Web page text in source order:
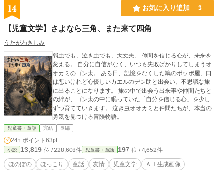
14 お気に入り追加 3
【児童文学】さよなら三角、また来て四角
うたがわきしみ
弱虫でも、泣き虫でも、大丈夫。 仲間を信じる心が、未来を
変える。 自分に自信がなく、いつも失敗ばかりしてしまうオ
オカミのゴン太。 ある日、記憶をなくした鳩のポッポ屋、口
は悪いけれど心優しいカエルのデン助と出会い、不思議な旅
に出ることになります。 旅の中で出会う出来事や仲間たちと
の絆が、ゴン太の中に眠っていた「自分を信じる心」を少し
ずつ育てていきます。 泣き虫オオカミと仲間たちが、本当の
勇気を見つける冒険物語。
児童書・童話 完結 長編
24h.ポイント 63pt
小説 13,819 位 / 228,608件 児童書・童話 197 位 / 4,652件
ほのぼの ほっこり 童話 友情 児童文学
ＡＩ生成画像